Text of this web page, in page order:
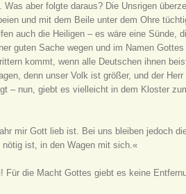
Was aber folgte daraus? Die Unsrigen
und mit dem Beile unter dem Ohre
auch die Heiligen – es wäre eine Sünde,
guten Sache wegen und im Namen
kommt, wenn alle Deutschen ihnen
denn unser Volk ist größer, und der
– nun, giebt es vielleicht in dem Kloster
mir Gott lieb ist. Bei uns bleiben jedoch
ist, in den Wagen mit sich.«
Für die Macht Gottes giebt es keine